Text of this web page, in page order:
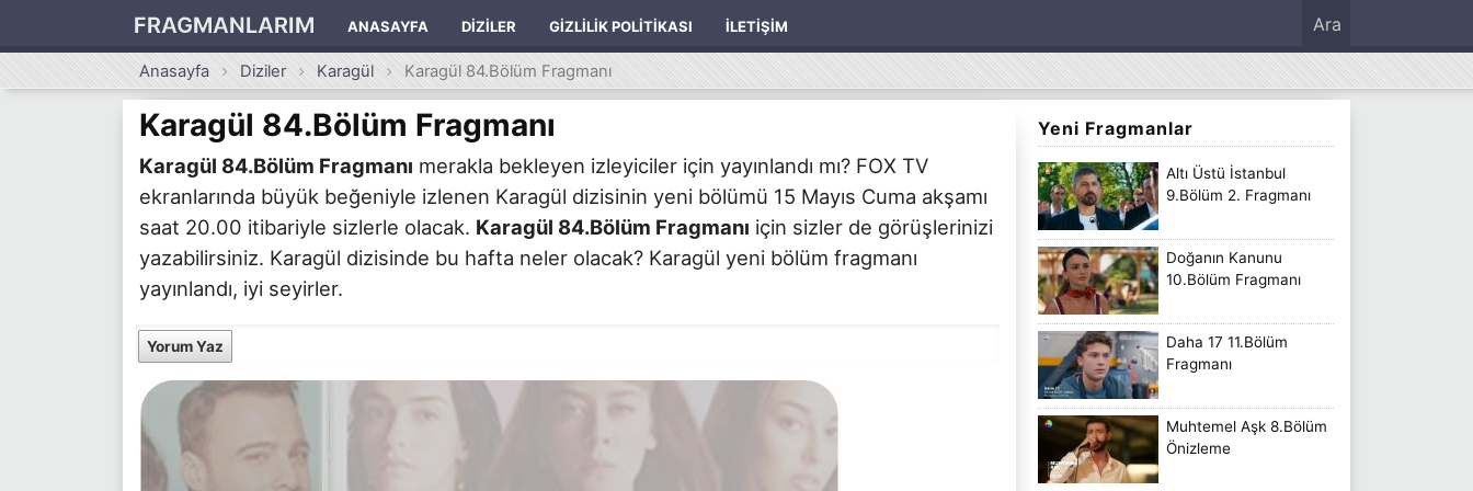
FRAGMANLARIM ANASAYFA DIZILER GIZLILIK POLITIKASI İLETIŞIM Ara
Anasayfa Diziler Karagül Karagül 84.Bölüm Fragmanı
Karagül 84.Bölüm Fragmanı
Karagül 84.Bölüm Fragmanı merakla bekleyen izleyiciler için yayınlandı mı? FOX TV
ekranlarında büyük beğeniyle izlenen Karagül dizisinin yeni bölümü 15 Mayıs Cuma akşamı
saat 20.00 itibariyle sizlerle olacak. Karagül 84.Bölüm Fragmanı için sizler de görüşlerinizi
yazabilirsiniz. Karagül dizisinde bu hafta neler olacak? Karagül yeni bölüm fragmanı
yayınlandı, iyi seyirler.
Yorum Yaz
Yeni Fragmanlar
Altı Üstü İstanbul
9.Bölüm 2. Fragmanı
Doğanın Kanunu
10.Bölüm Fragmanı
Daha 17 11.Bölüm
Fragmanı
Muhtemel Aşk 8.Bölüm
Önizleme